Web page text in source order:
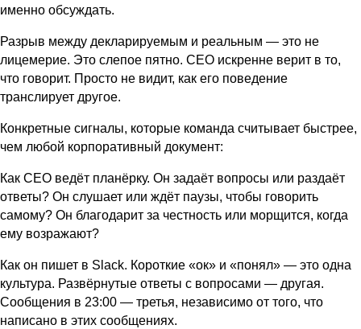
именно обсуждать.
Разрыв между декларируемым и реальным — это не
лицемерие. Это слепое пятно. CEO искренне верит в то,
что говорит. Просто не видит, как его поведение
транслирует другое.
Конкретные сигналы, которые команда считывает быстрее,
чем любой корпоративный документ:
Как CEO ведёт планёрку. Он задаёт вопросы или раздаёт
ответы? Он слушает или ждёт паузы, чтобы говорить
самому? Он благодарит за честность или морщится, когда
ему возражают?
Как он пишет в Slack. Короткие «ок» и «понял» — это одна
культура. Развёрнутые ответы с вопросами — другая.
Сообщения в 23:00 — третья, независимо от того, что
написано в этих сообщениях.